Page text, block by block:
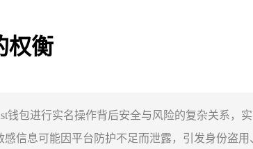
权衡
钱包进行实名操作背后安全与风险的复杂关系
信息可能因平台防护不足而泄露，引发身份盗